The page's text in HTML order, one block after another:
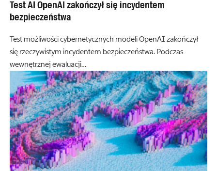
Test AI OpenAI zakończył się incydentem
bezpieczeństwa
Test możliwości cybernetycznych modeli OpenAI zakończył
się rzeczywistym incydentem bezpieczeństwa. Podczas
wewnętrznej ewaluacji…